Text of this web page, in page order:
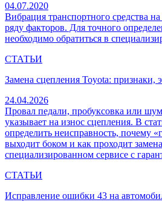
04.07.2020
Вибрация транспортного средства
ряду факторов. Для точного
необходимо обратиться в
СТАТЬИ
Замена сцепления Toyota: признаки,
24.04.2026
Провал педали, пробуксовка или
указывает на износ сцепления. В
определить неисправность, почему
выходит боком и как проходит
специализированном сервисе с
СТАТЬИ
Исправление ошибки 43 на